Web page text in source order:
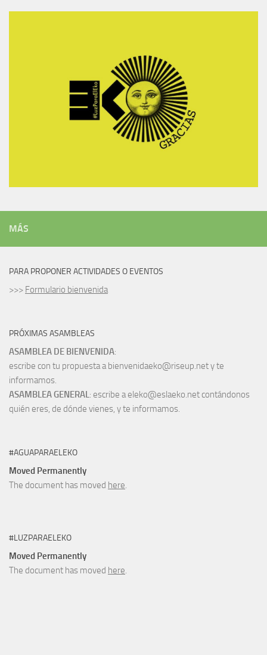
MÁS
PARA PROPONER ACTIVIDADES O EVENTOS
>>> Formulario bienvenida
PRÓXIMAS ASAMBLEAS
ASAMBLEA DE BIENVENIDA:
escribe con tu propuesta a bienvenidaeko@riseup.net y te
informamos.
ASAMBLEA GENERAL: escribe a eleko@eslaeko.net contándonos
quién eres, de dónde vienes, y te informamos.
#AGUAPARAELEKO
Moved Permanently
The document has moved here.
#LUZPARAELEKO
Moved Permanently
The document has moved here.